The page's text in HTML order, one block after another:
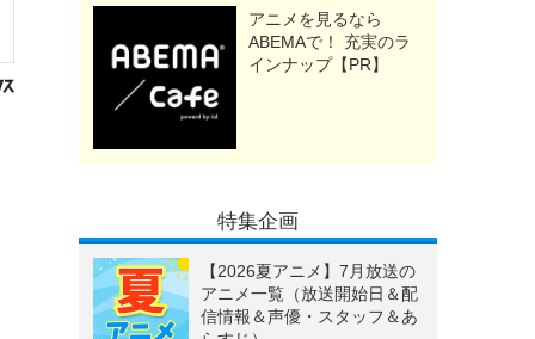
アニメを見るなら
ABEMAで！ 充実のラ
インナップ【PR】
特集企画
【2026夏アニメ】7月放送の
アニメ一覧（放送開始日＆配
信情報＆声優・スタッフ＆あ